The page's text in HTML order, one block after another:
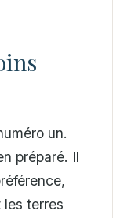
un.
préparé. Il
terres